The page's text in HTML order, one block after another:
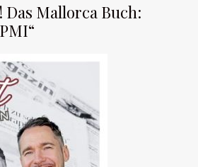
Mallorca Buch: